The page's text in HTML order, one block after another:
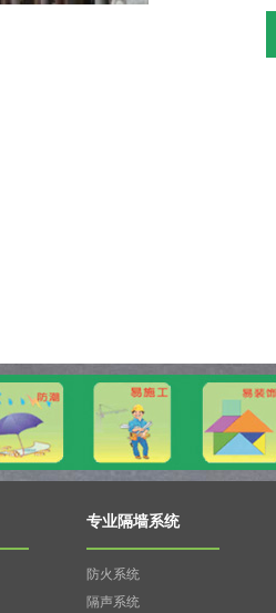
专业隔墙系统
防火系统
隔声系统